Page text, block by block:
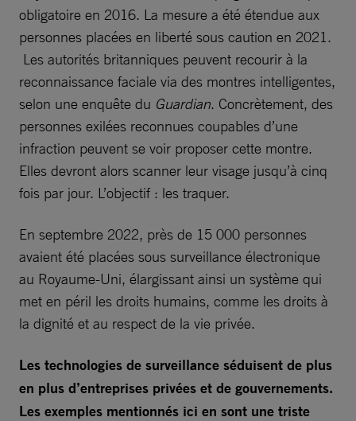
obligatoire en 2016. La mesure a été étendue aux
personnes placées en liberté sous caution en 2021.
Les autorités britanniques peuvent recourir à la
reconnaissance faciale via des montres intelligentes,
selon une enquête du Guardian. Concrètement, des
personnes exilées reconnues coupables d’une
infraction peuvent se voir proposer cette montre.
Elles devront alors scanner leur visage jusqu’à cinq
fois par jour. L’objectif : les traquer.
En septembre 2022, près de 15 000 personnes
avaient été placées sous surveillance électronique
au Royaume-Uni, élargissant ainsi un système qui
met en péril les droits humains, comme les droits à
la dignité et au respect de la vie privée.
Les technologies de surveillance séduisent de plus
en plus d’entreprises privées et de gouvernements.
Les exemples mentionnés ici en sont une triste